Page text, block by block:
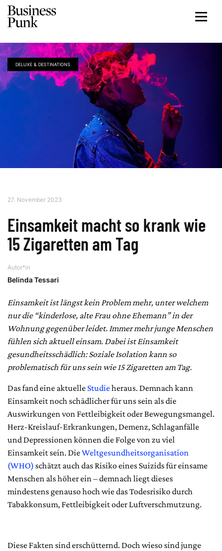
DELUXE & DESTINATIONS
27. November 2023
Einsamkeit macht so krank wie
15 Zigaretten am Tag
Autor*in
Belinda Tessari
Einsamkeit ist längst kein Problem mehr, unter welchem
nur die “kinderlose, alte Frau ohne Ehemann” in der
Wohnung gegenüber leidet. Immer mehr junge Menschen
fühlen sich aktuell einsam. Dabei ist Einsamkeit
gesundheitsschädlich: Soziale Isolation kann so
problematisch für uns sein wie 15 Zigaretten am Tag.
Das fand eine aktuelle Studieheraus. Demnach kann
Einsamkeit noch schädlicher für uns sein als die
Auswirkungen von Fettleibigkeit oder Bewegungsmangel.
Herz-Kreislauf-Erkrankungen, Demenz, Schlaganfälle
und Depressionen können die Folge von zu viel
Einsamkeit sein. DieWeltgesundheitsorganisation
(WHO) schätzt auch das Risiko eines Suizids für einsame
Menschen als höher ein – demnach liegt dieses
mindestens genauso hoch wie das Todesrisiko durch
Tabakkonsum, Fettleibigkeit oder Luftverschmutzung.
Diese Fakten sind erschütternd. Doch wieso sind junge